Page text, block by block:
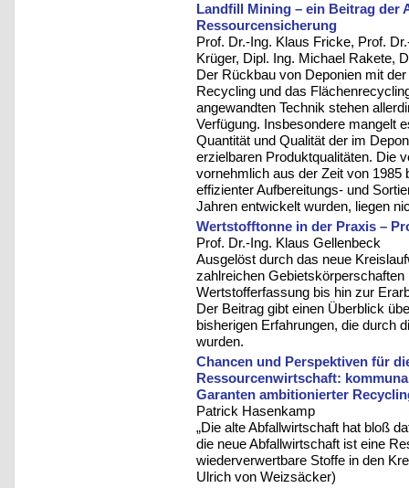
Landfill Mining – ein Beitrag der
Ressourcensicherung
Prof. Dr.-Ing. Klaus Fricke, Prof.
Krüger, Dipl. Ing. Michael Rakete,
Der Rückbau von Deponien mit
Recycling und das
angewandten Technik stehen
Verfügung. Insbesondere mangelt
Quantität und Qualität der im
erzielbaren Produktqualitäten. Die
vornehmlich aus der Zeit von
effizienter Aufbereitungs- und
Jahren entwickelt wurden, liegen
Wertstofftonne in der Praxis –
Prof. Dr.-Ing. Klaus Gellenbeck
Ausgelöst durch das neue
zahlreichen
Wertstofferfassung bis hin zur
Der Beitrag gibt einen Überblick
bisherigen Erfahrungen, die durch
wurden.
Chancen und Perspektiven für
Ressourcenwirtschaft:
Garanten ambitionierter
Patrick Hasenkamp
„Die alte Abfallwirtschaft hat bloß
die neue Abfallwirtschaft ist eine
wiederverwertbare Stoffe in den
Ulrich von Weizsäcker)